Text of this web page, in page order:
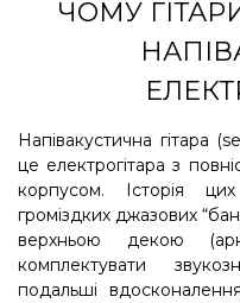
ЧОМУ
Напівакустична гітара
це електрогітара з
корпусом. Історія
громіздких джазових
верхньою декою
комплектувати
подальші